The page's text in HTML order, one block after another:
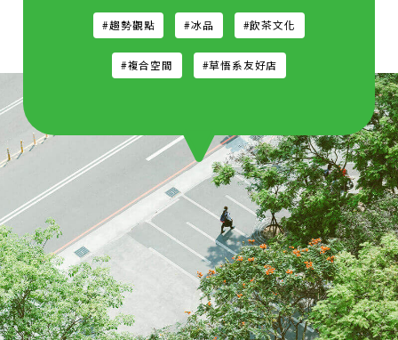
#趨勢觀點 #冰品 #飲茶文化
#複合空間 #草悟系友好店